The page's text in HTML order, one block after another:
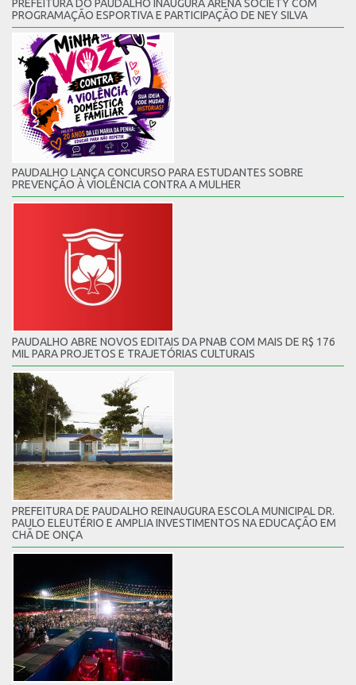
PREFEITURA DO PAUDALHO INAUGURA ARENA SOCIETY COM
PROGRAMAÇÃO ESPORTIVA E PARTICIPAÇÃO DE NEY SILVA
PAUDALHO LANÇA CONCURSO PARA ESTUDANTES SOBRE
PREVENÇÃO À VIOLÊNCIA CONTRA A MULHER
PAUDALHO ABRE NOVOS EDITAIS DA PNAB COM MAIS DE R$ 176
MIL PARA PROJETOS E TRAJETÓRIAS CULTURAIS
PREFEITURA DE PAUDALHO REINAUGURA ESCOLA MUNICIPAL DR.
PAULO ELEUTÉRIO E AMPLIA INVESTIMENTOS NA EDUCAÇÃO EM
CHÃ DE ONÇA